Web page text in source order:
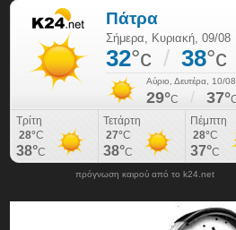
πρόγνωση καιρού από το k24.net